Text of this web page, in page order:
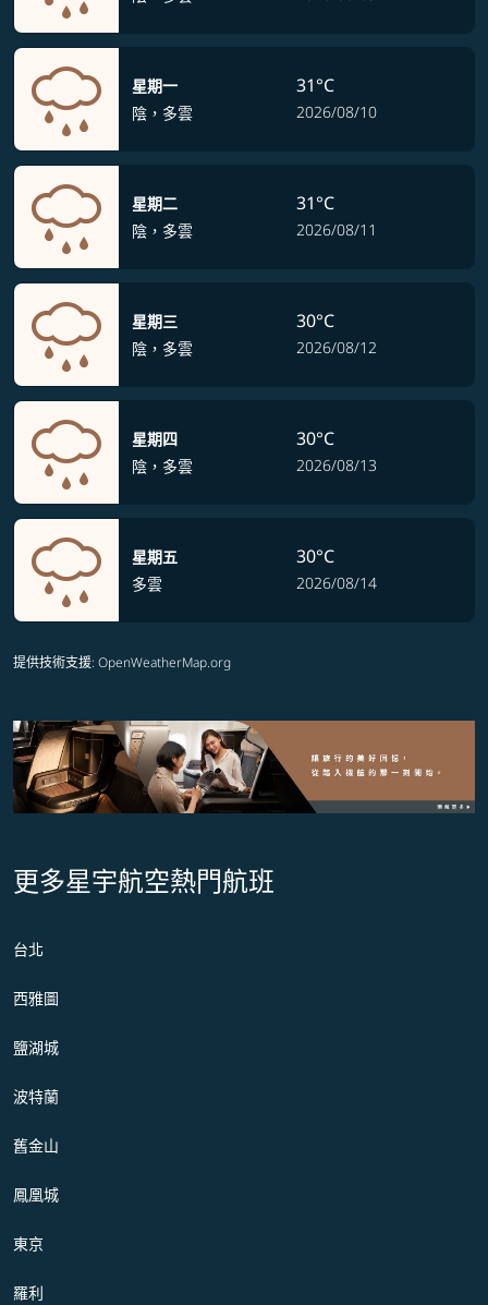
星期一
陰，多雲
31°C
2026/08/10
星期二
陰，多雲
31°C
2026/08/11
星期三
陰，多雲
30°C
2026/08/12
星期四
陰，多雲
30°C
2026/08/13
星期五
多雲
30°C
2026/08/14
提供技術支援: OpenWeatherMap.org
更多星宇航空熱門航班
台北
西雅圖
鹽湖城
波特蘭
舊金山
鳳凰城
東京
羅利